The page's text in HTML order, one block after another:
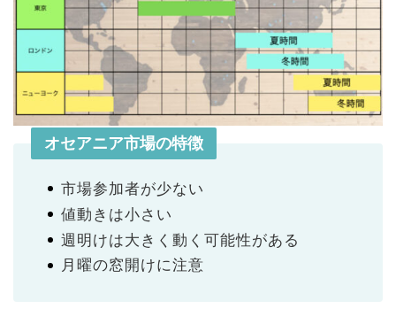
オセアニア市場の特徴
市場参加者が少ない
値動きは小さい
週明けは大きく動く可能性がある
月曜の窓開けに注意